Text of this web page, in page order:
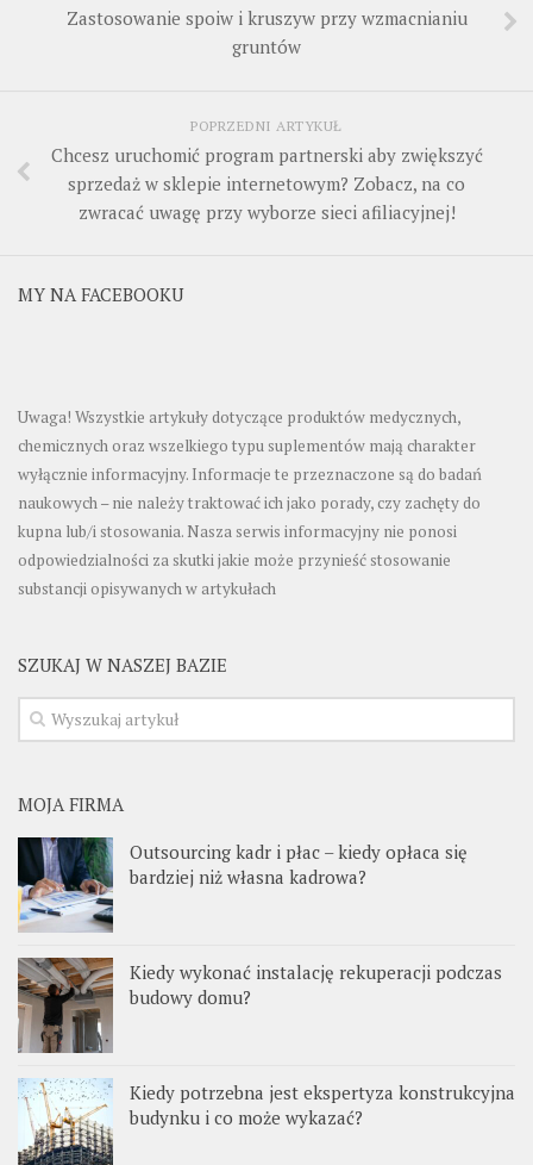
Zastosowanie spoiw i kruszyw przy wzmacnianiu
gruntów
POPRZEDNI ARTYKUŁ
Chcesz uruchomić program partnerski aby zwiększyć
sprzedaż w sklepie internetowym? Zobacz, na co
zwracać uwagę przy wyborze sieci afiliacyjnej!
MY NA FACEBOOKU
Uwaga! Wszystkie artykuły dotyczące produktów medycznych,
chemicznych oraz wszelkiego typu suplementów mają charakter
wyłącznie informacyjny. Informacje te przeznaczone są do badań
naukowych – nie należy traktować ich jako porady, czy zachęty do
kupna lub/i stosowania. Nasza serwis informacyjny nie ponosi
odpowiedzialności za skutki jakie może przynieść stosowanie
substancji opisywanych w artykułach
SZUKAJ W NASZEJ BAZIE
MOJA FIRMA
Outsourcing kadr i płac – kiedy opłaca się
bardziej niż własna kadrowa?
Kiedy wykonać instalację rekuperacji podczas
budowy domu?
Kiedy potrzebna jest ekspertyza konstrukcyjna
budynku i co może wykazać?